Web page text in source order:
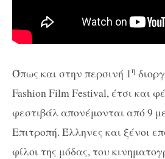
Όπως και στην περσινή 1η
Fashion Film Festival, έτσι και
φεστιβάλ απονέμονται από 9
Επιτροπή. Έλληνες και ξένοι
φίλοι της μόδας, του